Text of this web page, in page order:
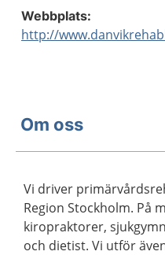
Webbplats:
http://
Om oss
Vi driver
Region Stockholm. På
kiropraktorer,
och dietist. Vi utför